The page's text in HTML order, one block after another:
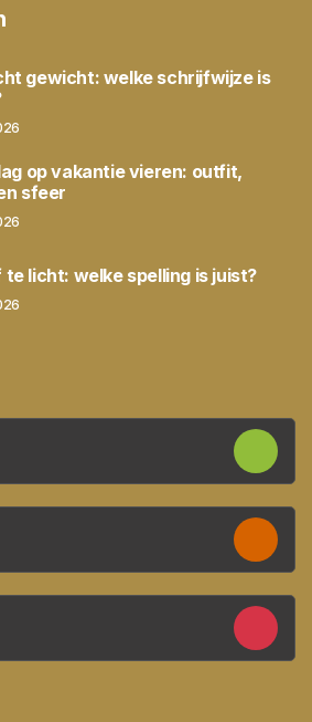
gewicht: welke schrijfwijze is
op vakantie vieren: outfit,
sfeer
te licht: welke spelling is juist?